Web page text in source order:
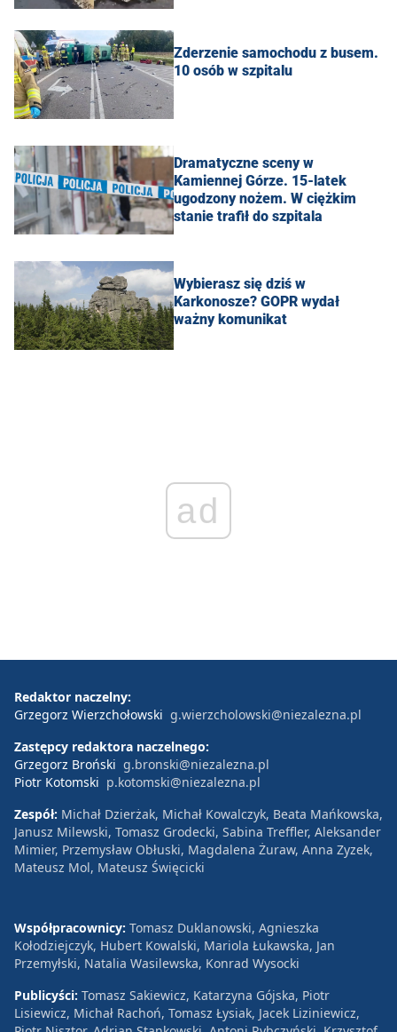
Zderzenie samochodu z busem.
10 osób w szpitalu
Dramatyczne sceny w
Kamiennej Górze. 15-latek
ugodzony nożem. W ciężkim
stanie trafił do szpitala
Wybierasz się dziś w
Karkonosze? GOPR wydał
ważny komunikat
ad
Redaktor naczelny:
Grzegorz Wierzchołowski g.wierzcholowski@niezalezna.pl
Zastępcy redaktora naczelnego:
Grzegorz Broński g.bronski@niezalezna.pl
Piotr Kotomski p.kotomski@niezalezna.pl
Zespół: Michał Dzierżak, Michał Kowalczyk, Beata Mańkowska,
Janusz Milewski, Tomasz Grodecki, Sabina Treffler, Aleksander
Mimier, Przemysław Obłuski, Magdalena Żuraw, Anna Zyzek,
Mateusz Mol, Mateusz Święcicki
Współpracownicy: Tomasz Duklanowski, Agnieszka
Kołodziejczyk, Hubert Kowalski, Mariola Łukawska, Jan
Przemyłski, Natalia Wasilewska, Konrad Wysocki
Publicyści: Tomasz Sakiewicz, Katarzyna Gójska, Piotr
Lisiewicz, Michał Rachoń, Tomasz Łysiak, Jacek Liziniewicz,